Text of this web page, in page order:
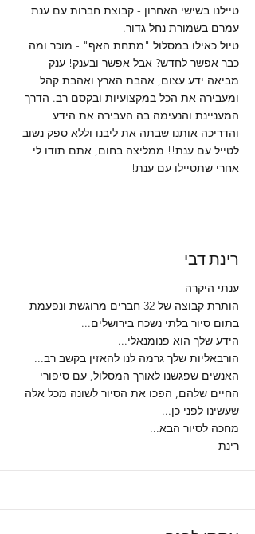
טיילנו בשישי האחרון - קבוצת חברות עם ענת
עמרם בשמורת נחל גדור.
טיול כאילו במסלול "מתחת האף" - מוכר ומה
כבר אפשר לחדש? אבל אפשר ובענק! ענק
מביאה ידע עצום, אהבת הארץ ואהבת קהל
ומעבירה את הכל במקצועיות ובקסם רב. הדרך
המעניינת והנעימה בה העבירה את הידע
והדריכה אותנו שבתה את ליבנו וללא ספק נשוב
לטייל עם ענת!! ממליצה בחום, אתם תודו לי
אחרי שתטיילו עם ענת!
רינת דבי
ענתי היקרה
הותרת קבוצה של 32 חברים מרוגשת ונפעמת
בתום סיור בלתי נשכח בירושלים...
הידע שלך הוא פנומנאלי...
הורבאליות שלך גרמה לנו להאזין בקשב רב...
האנשים שפגשנו לאורך המסלול, עם סיפורי
החיים שלהם, הפכו את הסיור לשונה מכל אלה
שעשינו לפני כן...
מחכה לסיור הבא...
רינת